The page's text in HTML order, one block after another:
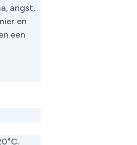
angst,
en
een